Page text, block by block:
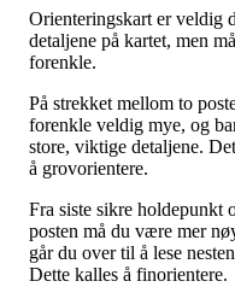
Orienteringskart er veldig
detaljene på kartet, men
forenkle.
På strekket mellom to
forenkle veldig mye, og
store, viktige detaljene.
å grovorientere.
Fra siste sikre holdepunkt
posten må du være mer
går du over til å lese
Dette kalles å finorientere.